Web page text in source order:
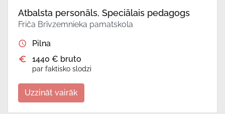
Atbalsta personāls, Speciālais pedagogs
Friča Brīvzemnieka pamatskola
Pilna
1440 € bruto
par faktisko slodzi
Uzzināt vairāk